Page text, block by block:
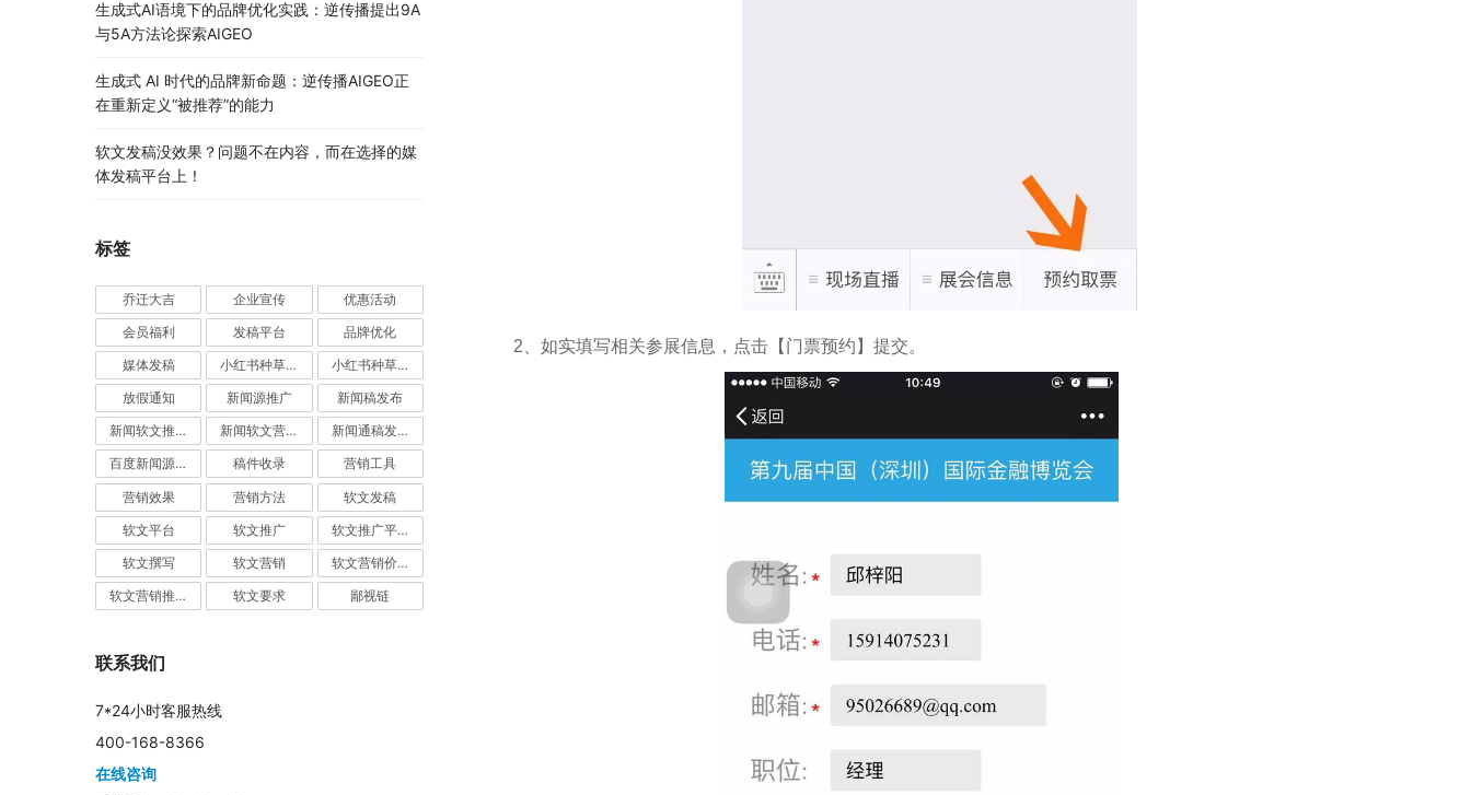
2、如实填写相关参展信息，点击【门票预约】提交。
生成式AI语境下的品牌优化实践：逆传播提出9A
与5A方法论探索AIGEO
生成式 AI 时代的品牌新命题：逆传播AIGEO正
在重新定义“被推荐”的能力
软文发稿没效果？问题不在内容，而在选择的媒
体发稿平台上！
标签
乔迁大吉 企业宣传 优惠活动
会员福利 发稿平台 品牌优化
媒体发稿 小红书种草推广 小红书种草营销
放假通知 新闻源推广 新闻稿发布
新闻软文推广发稿 新闻软文营销推广 新闻通稿发布推广
百度新闻源发布 稿件收录 营销工具
营销效果 营销方法 软文发稿
软文平台 软文推广 软文推广平台
软文撰写 软文营销 软文营销价值
软文营销推广 软文要求 鄙视链
联系我们
7*24小时客服热线
400-168-8366
在线咨询